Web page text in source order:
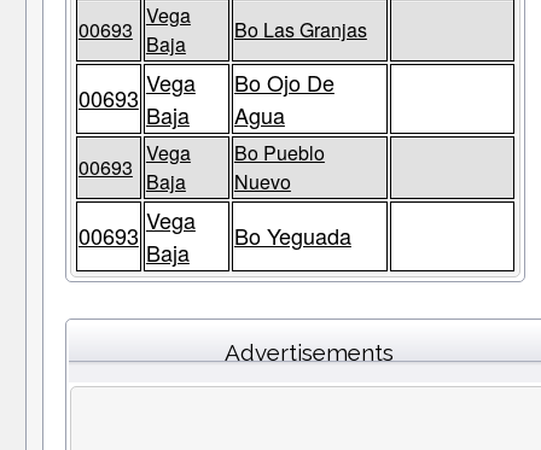
00693
Vega
Baja
Bo Las Granjas
00693 Vega
Baja
Bo Ojo De
Agua
00693
Vega
Baja
Bo Pueblo
Nuevo
00693 Vega
Baja
Bo Yeguada
Advertisements